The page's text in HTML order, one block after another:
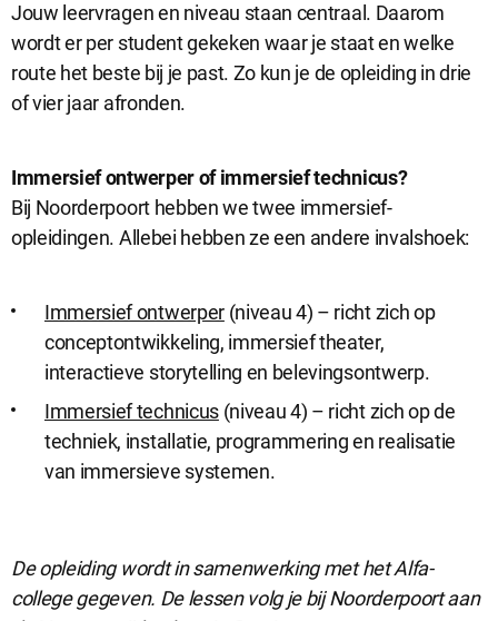
Jouw leervragen en niveau staan centraal. Daarom
wordt er per student gekeken waar je staat en welke
route het beste bij je past. Zo kun je de opleiding in drie
of vier jaar afronden.
Immersief ontwerper of immersief technicus?
Bij Noorderpoort hebben we twee immersief-
opleidingen. Allebei hebben ze een andere invalshoek:
Immersief ontwerper(niveau 4) – richt zich op
conceptontwikkeling, immersief theater,
interactieve storytelling en belevingsontwerp.
Immersief technicus(niveau 4) – richt zich op de
techniek, installatie, programmering en realisatie
van immersieve systemen.
De opleiding wordt in samenwerking met het Alfa-
college gegeven. De lessen volg je bij Noorderpoort aan